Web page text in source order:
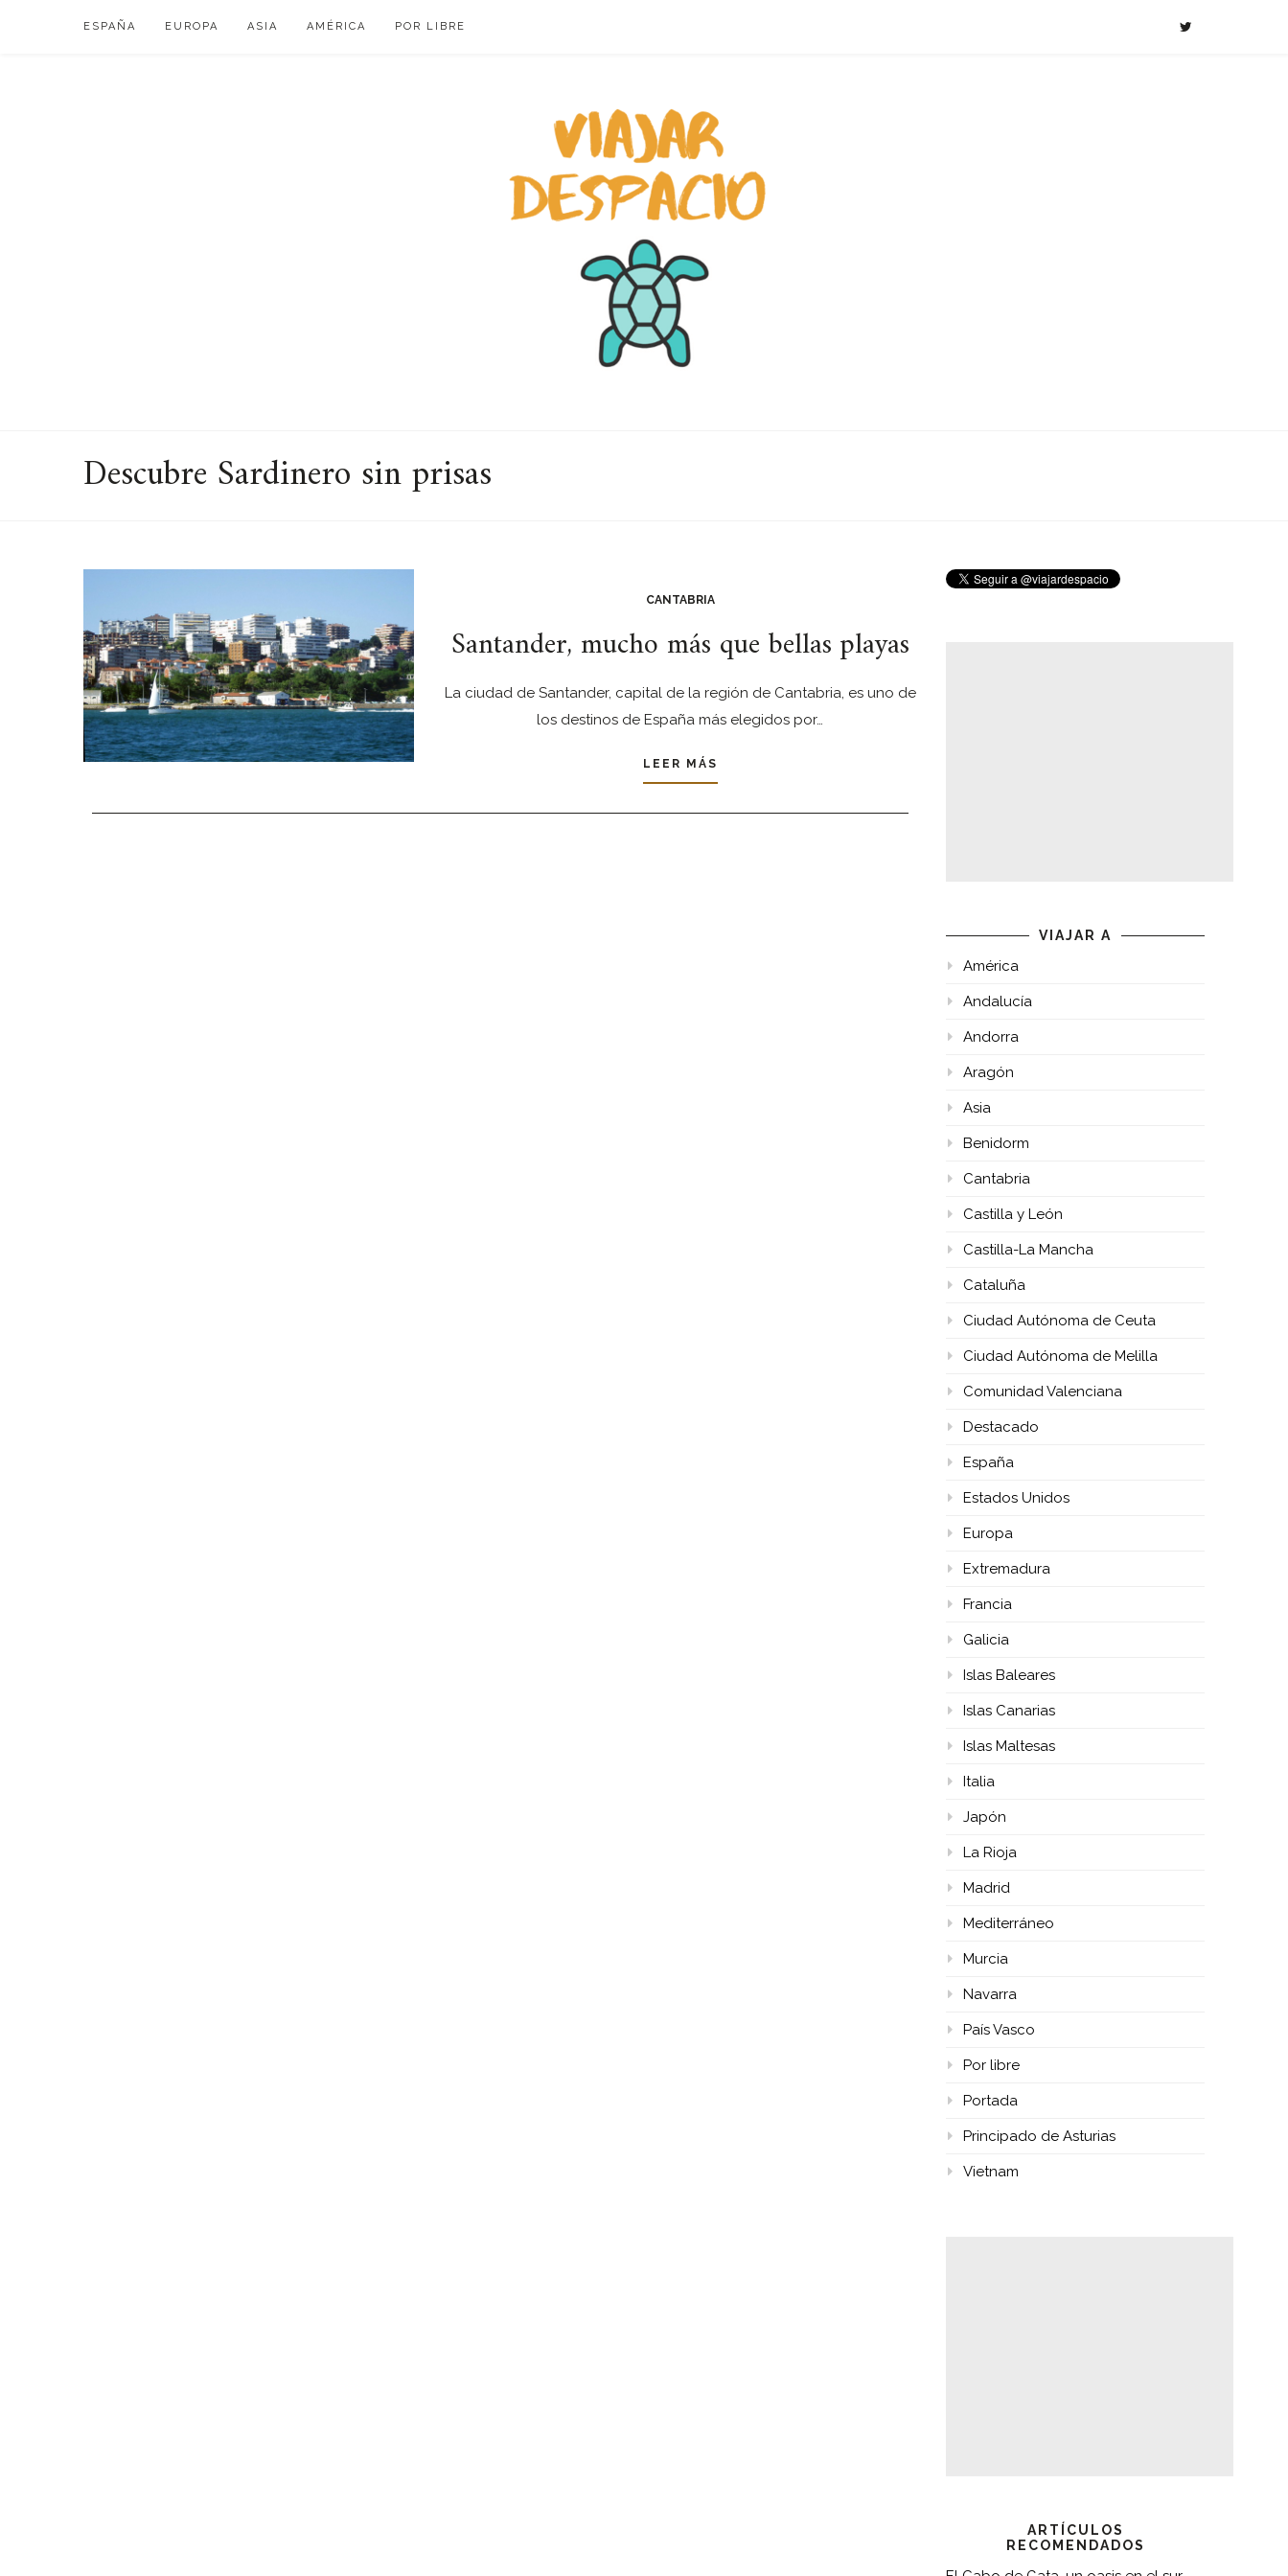
ESPAÑA EUROPA ASIA AMÉRICA POR LIBRE
Descubre Sardinero sin prisas
CANTABRIA
Santander, mucho más que bellas playas
La ciudad de Santander, capital de la región de Cantabria, es uno de
los destinos de España más elegidos por…
LEER MÁS
VIAJAR A
América
Andalucía
Andorra
Aragón
Asia
Benidorm
Cantabria
Castilla y León
Castilla-La Mancha
Cataluña
Ciudad Autónoma de Ceuta
Ciudad Autónoma de Melilla
Comunidad Valenciana
Destacado
España
Estados Unidos
Europa
Extremadura
Francia
Galicia
Islas Baleares
Islas Canarias
Islas Maltesas
Italia
Japón
La Rioja
Madrid
Mediterráneo
Murcia
Navarra
País Vasco
Por libre
Portada
Principado de Asturias
Vietnam
ARTÍCULOS
RECOMENDADOS